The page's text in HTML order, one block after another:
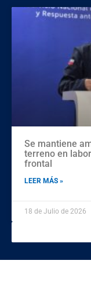
Se mantiene
terreno en
frontal
LEER MÁS »
18 de Julio de 2026